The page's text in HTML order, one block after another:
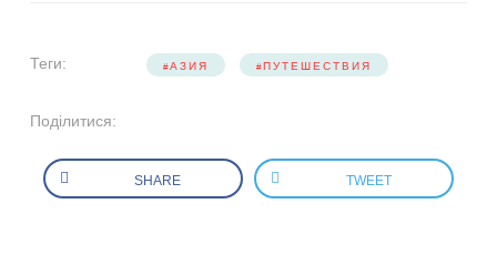
Теги: АЗИЯ ПУТЕШЕСТВИЯ
Поділитися:
SHARE TWEET